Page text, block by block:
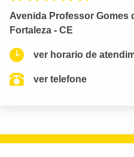
Avenida Professor Gomes
Fortaleza - CE
ver horario de
ver telefone